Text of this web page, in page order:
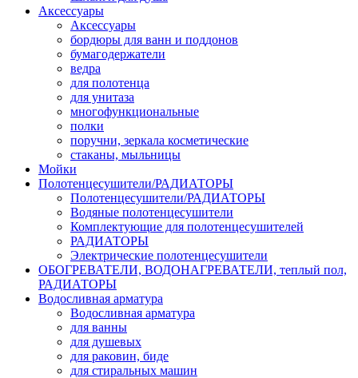
Аксессуары
Аксессуары
бордюры для ванн и поддонов
бумагодержатели
ведра
для полотенца
для унитаза
многофункциональные
полки
поручни, зеркала косметические
стаканы, мыльницы
Мойки
Полотенцесушители/РАДИАТОРЫ
Полотенцесушители/РАДИАТОРЫ
Водяные полотенцесушители
Комплектующие для полотенцесушителей
РАДИАТОРЫ
Электрические полотенцесушители
ОБОГРЕВАТЕЛИ, ВОДОНАГРЕВАТЕЛИ, теплый пол,
РАДИАТОРЫ
Водосливная арматура
Водосливная арматура
для ванны
для душевых
для раковин, биде
для стиральных машин